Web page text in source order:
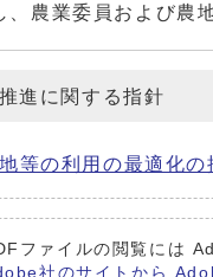
農業委員および農
進に関する指針
等の利用の最適化の
ファイルの閲覧には
社のサイトから